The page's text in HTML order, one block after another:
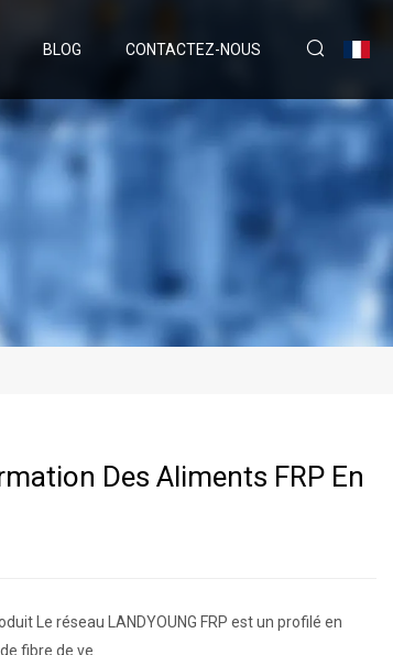
BLOG CONTACTEZ-NOUS
Des Aliments FRP En
Le réseau LANDYOUNG FRP est un profilé en
fibre de ve